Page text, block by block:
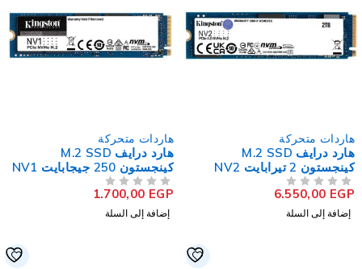
هاردات متحركة
هارد درايف M.2 SSD
كينجستون 2 تيرابايت NV2
NVMe PCIe
6.550,00EGP
إضافة إلى السلة
هاردات متحركة
هارد درايف M.2 SSD
كينجستون 250 جيجابايت NV1
NVMe PCIe
1.700,00EGP
إضافة إلى السلة